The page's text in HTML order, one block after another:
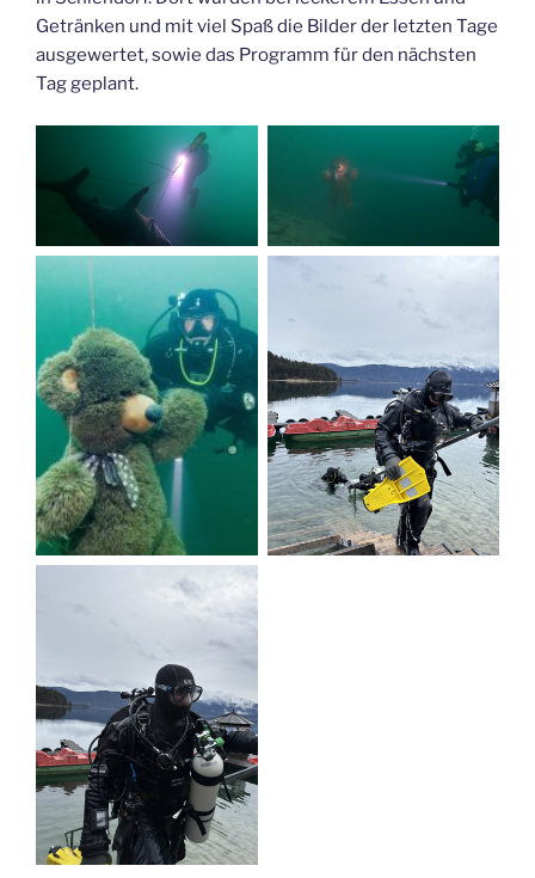
Getränken und mit viel Spaß die Bilder der letzten Tage
ausgewertet, sowie das Programm für den nächsten
Tag geplant.